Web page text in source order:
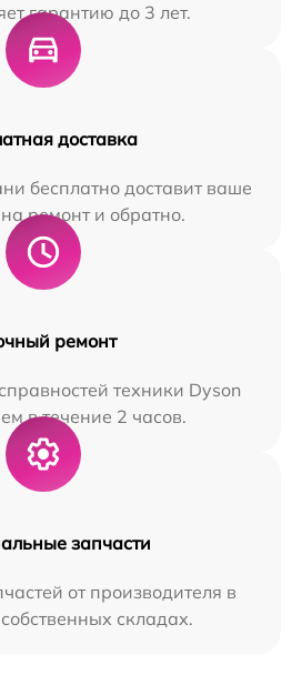
гарантию до 3 лет.
доставка
бесплатно доставит ваше
ремонт и обратно.
ремонт
техники Dyson
в течение 2 часов.
запчасти
от производителя в
складах.